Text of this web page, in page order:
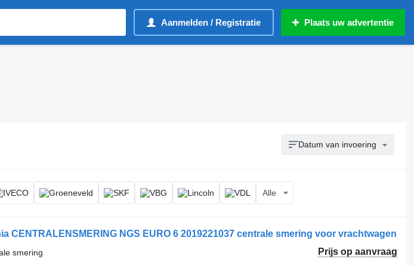
Aanmelden / Registratie Plaats uw advertentie
Datum van invoering
Alle
CENTRALENSMERING NGS EURO 6 2019221037 centrale smering voor vrachtwagen
Prijs op aanvraag
smering